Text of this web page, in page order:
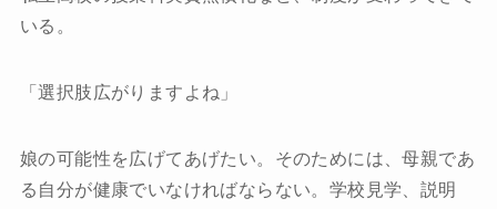
いる。
「選択肢広がりますよね」
娘の可能性を広げてあげたい。そのためには、母親であ
る自分が健康でいなければならない。学校見学、説明